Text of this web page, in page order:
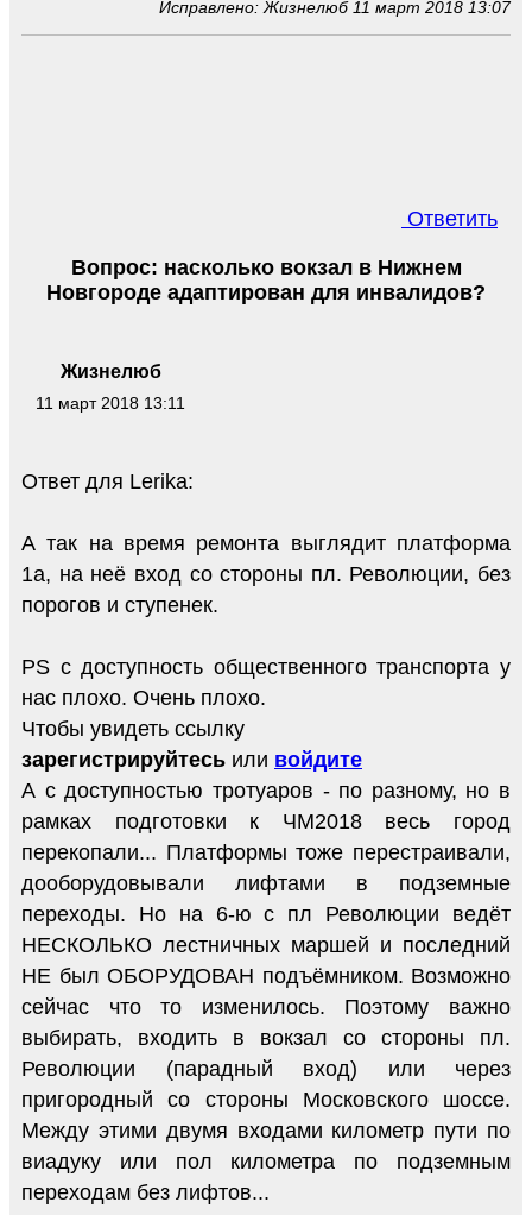
Исправлено: Жизнелюб 11 март 2018 13:07
Ответить
Жизнелюб
11 март 2018 13:11
Вопрос: насколько вокзал в Нижнем
Новгороде адаптирован для инвалидов?
Ответ для Lerika:
А так на время ремонта выглядит платформа
1а, на неё вход со стороны пл. Революции, без
порогов и ступенек.
PS с доступность общественного транспорта у
нас плохо. Очень плохо.
Чтобы увидеть ссылку
зарегистрируйтесь или войдите
А с доступностью тротуаров - по разному, но в
рамках подготовки к ЧМ2018 весь город
перекопали... Платформы тоже перестраивали,
дооборудовывали лифтами в подземные
переходы. Но на 6-ю с пл Революции ведёт
НЕСКОЛЬКО лестничных маршей и последний
НЕ был ОБОРУДОВАН подъёмником. Возможно
сейчас что то изменилось. Поэтому важно
выбирать, входить в вокзал со стороны пл.
Революции (парадный вход) или через
пригородный со стороны Московского шоссе.
Между этими двумя входами километр пути по
виадуку или пол километра по подземным
переходам без лифтов...